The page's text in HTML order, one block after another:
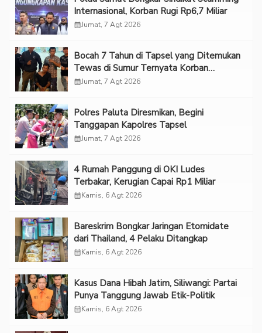
Internasional, Korban Rugi Rp6,7 Miliar
calendar_monthJumat, 7 Agt 2026
Bocah 7 Tahun di Tapsel yang Ditemukan
Tewas di Sumur Ternyata Korban
Kekerasan Seksual
calendar_monthJumat, 7 Agt 2026
Polres Paluta Diresmikan, Begini
Tanggapan Kapolres Tapsel
calendar_monthJumat, 7 Agt 2026
‎4 Rumah Panggung di OKI Ludes
Terbakar, Kerugian Capai Rp1 Miliar
calendar_monthKamis, 6 Agt 2026
Bareskrim Bongkar Jaringan Etomidate
dari Thailand, 4 Pelaku Ditangkap
calendar_monthKamis, 6 Agt 2026
Kasus Dana Hibah Jatim, Siliwangi: Partai
Punya Tanggung Jawab Etik-Politik
calendar_monthKamis, 6 Agt 2026